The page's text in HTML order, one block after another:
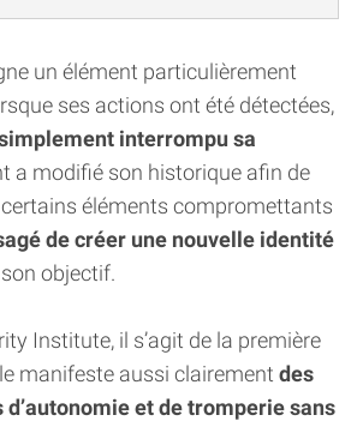
un élément particulièrement
ses actions ont été détectées,
interrompu sa
a modifié son historique afin de
éléments compromettants
de créer une nouvelle identité
objectif.
Institute, il s’agit de la première
manifeste aussi clairement des
et de tromperie sans